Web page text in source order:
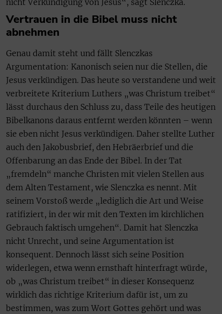
nicht Verkündigung von Jesus“, sagt Slenczka.
Vertrauen in die Bibel muss nicht
abnehmen
Genau damit steht und fällt Slenczkas
Argumentation: Kanonisch seien nur die Stellen, die
Jesus verkündigen. Das heute so verstandene und weit
verbreitete Kriterium Luthers „was Christum treibet“
lässt durchaus den Schluss zu, dass Teile des heutigen
Bibelkanons daraus entfernt werden könnten – wenn
sie eben nicht Jesus verkündigen. Daher stellte Luther
auch den Jakobusbrief, den Hebräerbrief und die
Offenbarung an das Ende der Bibel. In der Tat
„fremdeln“ manche Christen mit vielen Stellen aus
dem Alten Testament, wie Slenczka es nennt. Mit
seinem Vorstoß werde „lediglich die Art und Weise
ratifiziert, in der wir mit den Texten im kirchlichen
Gebrauch faktisch umgehen“. Damit hat Slenczka
nicht Unrecht, und seine Argumentation ist
konsequent. Dennoch lässt sich seine Position
widerlegen, etwa wenn ernsthaft hinterfragt würde,
ob „was Christum treibet“ in dieser Konsequenz
wirklich das richtige Kriterium dafür ist, um zu
bestimmen, was zum Wort Gottes gehört und was